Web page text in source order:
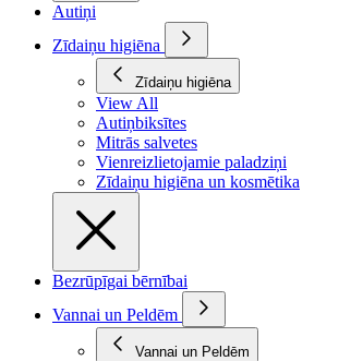
Autiņi
Zīdaiņu higiēna
Zīdaiņu higiēna
View All
Autiņbiksītes
Mitrās salvetes
Vienreizlietojamie paladziņi
Zīdaiņu higiēna un kosmētika
Bezrūpīgai bērnībai
Vannai un Peldēm
Vannai un Peldēm